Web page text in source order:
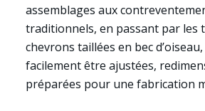
assemblages aux
traditionnels, en passant par les
chevrons taillées en bec
facilement être ajustées,
préparées pour une fabrication